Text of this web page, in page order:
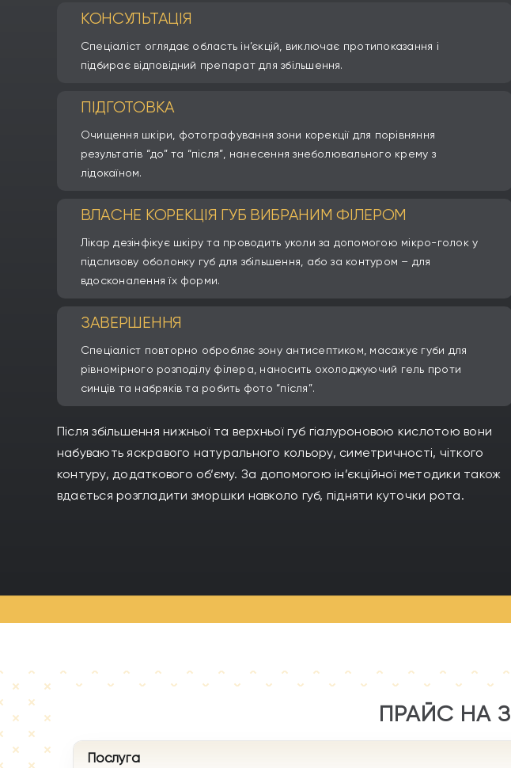
КОНСУЛЬТАЦІЯ
Спеціаліст оглядає область ін’єкцій, виключає протипоказання і
підбирає відповідний препарат для збільшення.
ПІДГОТОВКА
Очищення шкіри, фотографування зони корекції для порівняння
результатів “до” та “після”, нанесення знеболювального крему з
лідокаїном.
ВЛАСНЕ КОРЕКЦІЯ ГУБ ВИБРАНИМ ФІЛЕРОМ
Лікар дезінфікує шкіру та проводить уколи за допомогою мікро-голок у
підслизову оболонку губ для збільшення, або за контуром – для
вдосконалення їх форми.
ЗАВЕРШЕННЯ
Спеціаліст повторно обробляє зону антисептиком, масажує губи для
рівномірного розподілу філера, наносить охолоджуючий гель проти
синців та набряків та робить фото “після”.
Після збільшення нижньої та верхньої губ гіалуроновою кислотою вони
набувають яскравого натурального кольору, симетричності, чіткого
контуру, додаткового об‘єму. За допомогою ін’єкційної методики також
вдається розгладити зморшки навколо губ, підняти куточки рота.
ПРАЙС НА
Послуга